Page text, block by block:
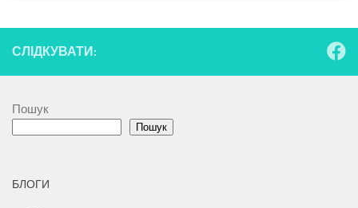
СЛІДКУВАТИ:
Пошук
Пошук
БЛОГИ